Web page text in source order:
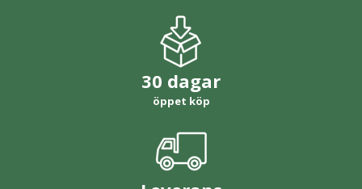
30 dagar
öppet köp